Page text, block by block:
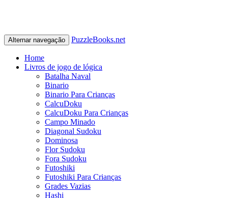
Alternar navegação PuzzleBooks.net
Home
Livros de jogo de lógica
Batalha Naval
Binario
Binario Para Crianças
CalcuDoku
CalcuDoku Para Crianças
Campo Minado
Diagonal Sudoku
Dominosa
Flor Sudoku
Fora Sudoku
Futoshiki
Futoshiki Para Crianças
Grades Vazias
Hashi